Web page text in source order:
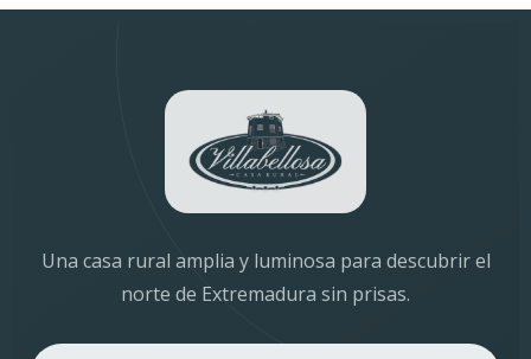
Una casa rural amplia y luminosa para descubrir el
norte de Extremadura sin prisas.